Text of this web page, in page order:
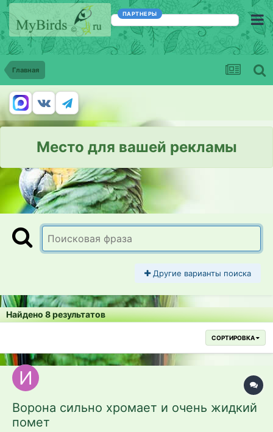
ПАРТНЕРЫ
Главная
Место для вашей рекламы
Другие варианты поиска
Найдено 8 результатов
СОРТИРОВКА
Ворона сильно хромает и очень жидкий
помет